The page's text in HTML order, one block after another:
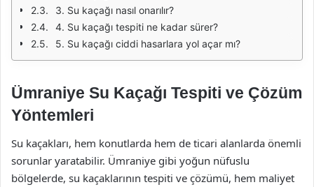
3. Su kaçağı nasıl onarılır?
4. Su kaçağı tespiti ne kadar sürer?
5. Su kaçağı ciddi hasarlara yol açar mı?
Ümraniye Su Kaçağı Tespiti ve Çözüm
Yöntemleri
Su kaçakları, hem konutlarda hem de ticari alanlarda önemli
sorunlar yaratabilir. Ümraniye gibi yoğun nüfuslu
bölgelerde, su kaçaklarının tespiti ve çözümü, hem maliyet